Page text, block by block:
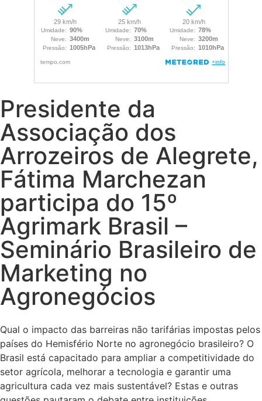
Presidente da
Associação dos
Arrozeiros de Alegrete,
Fátima Marchezan
participa do 15º
Agrimark Brasil –
Seminário Brasileiro de
Marketing no
Agronegócios
Qual o impacto das barreiras não tarifárias impostas pelos
países do Hemisfério Norte no agronegócio brasileiro? O
Brasil está capacitado para ampliar a competitividade do
setor agrícola, melhorar a tecnologia e garantir uma
agricultura cada vez mais sustentável? Estas e outras